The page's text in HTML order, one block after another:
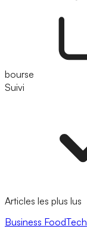
bourse
Suivi
Articles les plus lus
Business FoodTech